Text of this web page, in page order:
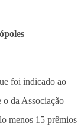
foi indicado ao
da Associação
menos 15 prêmios